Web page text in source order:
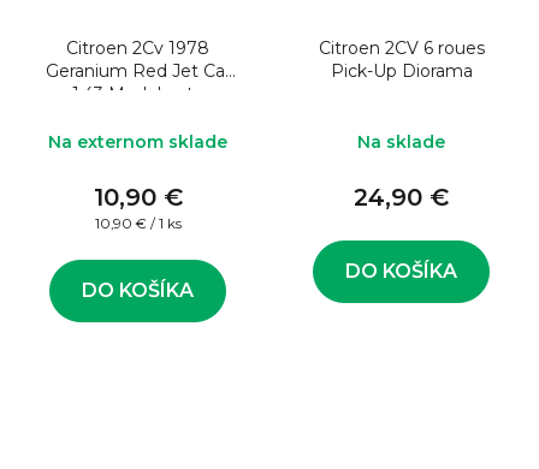
Citroen 2Cv 1978
Geranium Red Jet Car
1:43 Model auta
Na externom sklade
10,90 €
Jednotková
10,90 € / 1 ks
DO KOŠÍKA
Citroen 2CV 6 roues
Pick-Up Diorama
Na sklade
24,90 €
DO KOŠÍKA